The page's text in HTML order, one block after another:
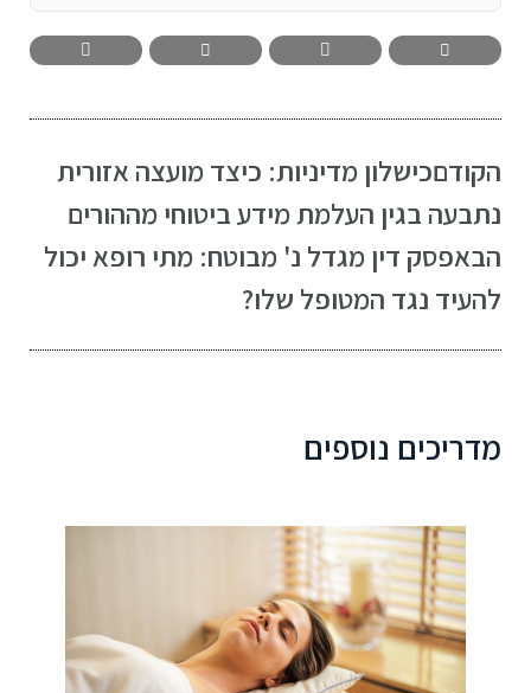
הקודםכישלון מדיניות: כיצד מועצה אזורית
נתבעה בגין העלמת מידע ביטוחי מההורים
הבאפסק דין מגדל נ' מבוטח: מתי רופא יכול
להעיד נגד המטופל שלו?
מדריכים נוספים